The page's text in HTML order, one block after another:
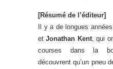
[Résumé de l’éditeur]
Il y a de longues
etJonathan Kent, qui
courses dans la
découvrent qu’un pneu